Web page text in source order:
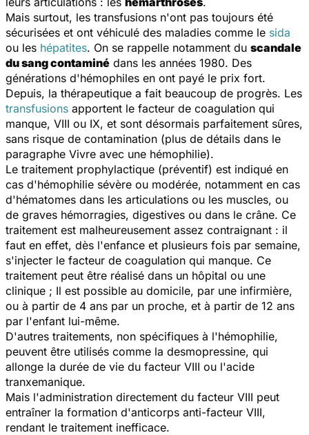
Mais surtout, les transfusions n'ont pas toujours été
sécurisées et ont véhiculé des maladies comme le sida
ou les hépatites. On se rappelle notamment du scandale
du sang contaminé dans les années 1980. Des
générations d'hémophiles en ont payé le prix fort.
Depuis, la thérapeutique a fait beaucoup de progrès. Les
transfusions apportent le facteur de coagulation qui
manque, VIII ou IX, et sont désormais parfaitement sûres,
sans risque de contamination (plus de détails dans le
paragraphe Vivre avec une hémophilie).
Le traitement prophylactique (préventif) est indiqué en
cas d'hémophilie sévère ou modérée, notamment en cas
d'hématomes dans les articulations ou les muscles, ou
de graves hémorragies, digestives ou dans le crâne. Ce
traitement est malheureusement assez contraignant : il
faut en effet, dès l'enfance et plusieurs fois par semaine,
s'injecter le facteur de coagulation qui manque. Ce
traitement peut être réalisé dans un hôpital ou une
clinique ; Il est possible au domicile, par une infirmière,
ou à partir de 4 ans par un proche, et à partir de 12 ans
par l'enfant lui-même.
D'autres traitements, non spécifiques à l'hémophilie,
peuvent être utilisés comme la desmopressine, qui
allonge la durée de vie du facteur VIII ou l'acide
tranxemanique.
Mais l'administration directement du facteur VIII peut
entraîner la formation d'anticorps anti-facteur VIII,
rendant le traitement inefficace.